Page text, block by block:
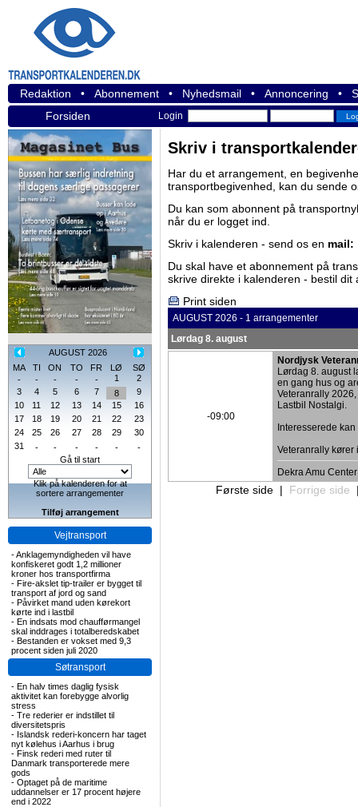
Redaktion • Abonnement • Nyhedsmail • Annoncering •
Forsiden
Login
AUGUST 2026
MA
TI ON TO FR LØ
SØ
-
- - - - 1
2
3
4 5 6 7 8
9
10
11 12 13 14 15
16
17
18 19 20 21 22
23
24
25 26 27 28 29
30
31
- - - - -
-
Gå til start
Klik på kalenderen for at
sortere arrangementer
Tilføj arrangement
Vejtransport
-Anklagemyndigheden vil have
konfiskeret godt 1,2 millioner
kroner hos transportfirma
- Fire-akslet tip-trailer er bygget til
transport af jord og sand
- Påvirket mand uden kørekort
kørte ind i lastbil
- En indsats mod chaufførmangel
skal inddrages i totalberedskabet
- Bestanden er vokset med 9,3
procent siden juli 2020
Søtransport
- En halv times daglig fysisk
aktivitet kan forebygge alvorlig
stress
- Tre rederier er indstillet til
diversitetspris
- Islandsk rederi-koncern har taget
nyt kølehus i Aarhus i brug
- Finsk rederi med ruter til
Danmark transporterede mere
gods
- Optaget på de maritime
uddannelser er 17 procent højere
end i 2022
Skriv i
Har du et arrangement, en
transportbegivenhed, kan du sende
Du kan som abonnent på
når du er logget ind.
Skriv i kalenderen - send os en mail:
Du skal have et abonnement på
skrive direkte i kalenderen - bestil dit
Print siden
AUGUST 2026 - 1 arrangementer
Lørdag 8. august
-09:00
Nordjysk
Lørdag 8. august
en gang hus og
Veteranrally
Lastbil Nostalgi.
Interesserede
Veteranrally kører
Dekra Amu
Første side | Forrige side